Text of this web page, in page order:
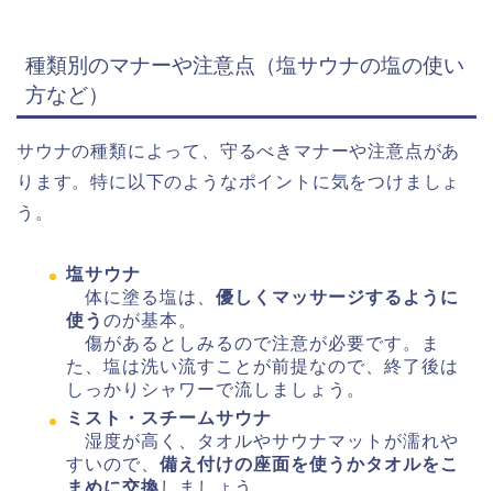
種類別のマナーや注意点（塩サウナの塩の使い
方など）
サウナの種類によって、守るべきマナーや注意点があ
ります。特に以下のようなポイントに気をつけましょ
う。
塩サウナ
体に塗る塩は、 優しくマッサージするように
使う のが基本。
傷があるとしみるので注意が必要です。ま
た、塩は洗い流すことが前提なので、終了後は
しっかりシャワーで流しましょう。
ミスト・スチームサウナ
湿度が高く、タオルやサウナマットが濡れや
すいので、 備え付けの座面を使うかタオルをこ